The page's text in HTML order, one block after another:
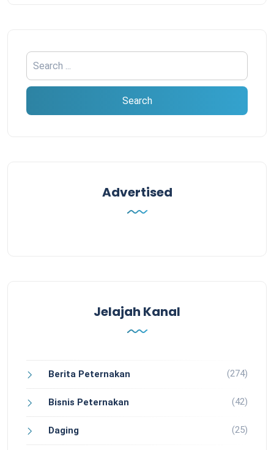
Advertised
Jelajah Kanal
Berita Peternakan (274)
Bisnis Peternakan (42)
Daging (25)